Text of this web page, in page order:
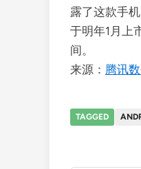
露了这款手
于明年1月上
间。
来源： 腾讯
TAGGED